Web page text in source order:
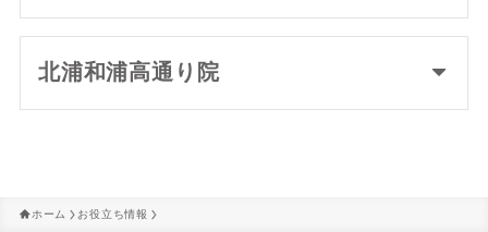
北浦和浦高通り院
ホーム お役立ち情報